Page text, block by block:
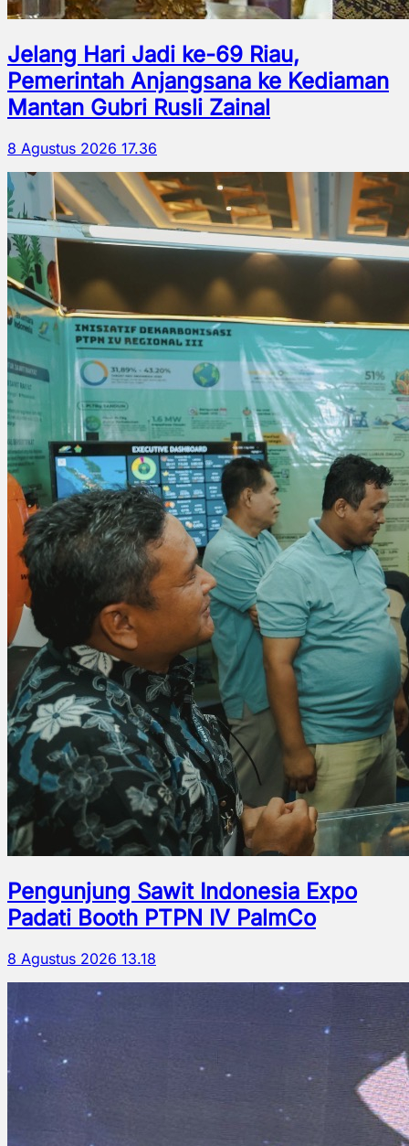
Jelang Hari Jadi ke-69 Riau,
Pemerintah Anjangsana ke Kediaman
Mantan Gubri Rusli Zainal
8 Agustus 2026 17.36
Pengunjung Sawit Indonesia Expo
Padati Booth PTPN IV PalmCo
8 Agustus 2026 13.18